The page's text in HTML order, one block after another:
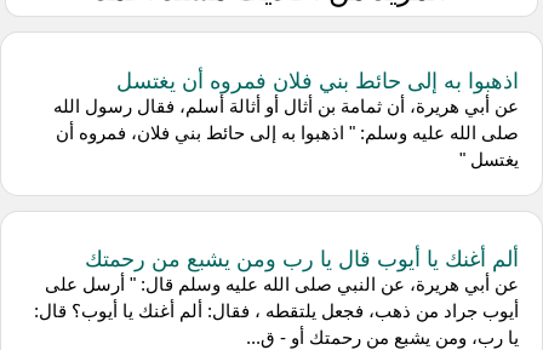
اذهبوا به إلى حائط بني فلان فمروه أن يغتسل
عن أبي هريرة، أن ثمامة بن أثال أو أثالة أسلم، فقال رسول الله
صلى الله عليه وسلم: " اذهبوا به إلى حائط بني فلان، فمروه أن
يغتسل "
ألم أغنك يا أيوب قال يا رب ومن يشبع من رحمتك
عن أبي هريرة، عن النبي صلى الله عليه وسلم قال: " أرسل على
أيوب جراد من ذهب، فجعل يلتقطه ، فقال: ألم أغنك يا أيوب؟ قال:
يا رب، ومن يشبع من رحمتك أو - ق...